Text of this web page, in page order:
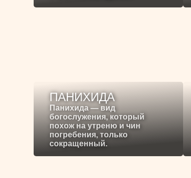
ПАНИХИДА
Панихида — вид
богослужения, который
похож на утреню и чин
погребения, только
сокращенный.